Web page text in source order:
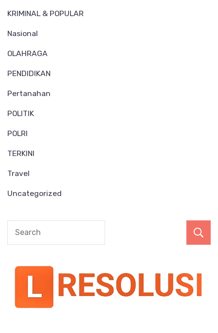
KRIMINAL & POPULAR
Nasional
OLAHRAGA
PENDIDIKAN
Pertanahan
POLITIK
POLRI
TERKINI
Travel
Uncategorized